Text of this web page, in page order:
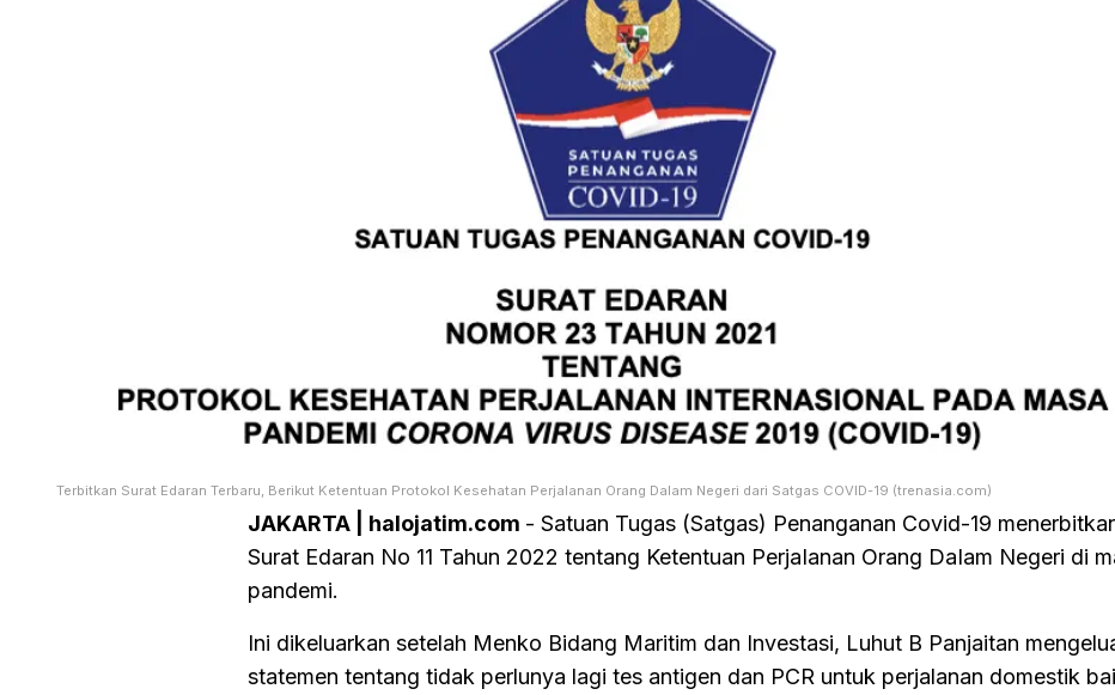
Terbitkan Surat Edaran Terbaru, Berikut Ketentuan Protokol Kesehatan Perjalanan Orang Dalam Negeri dari Satgas COVID-19 (trenasia.com)
JAKARTA | halojatim.com - Satuan Tugas (Satgas) Penanganan Covid-19
Surat Edaran No 11 Tahun 2022 tentang Ketentuan PerjaIanan Orang DaIam Negeri di
pandemi.
Ini dikeluarkan setelah Menko Bidang Maritim dan Investasi, Luhut B Panjaitan
statemen tentang tidak perlunya lagi tes antigen dan PCR untuk perjalanan domestik